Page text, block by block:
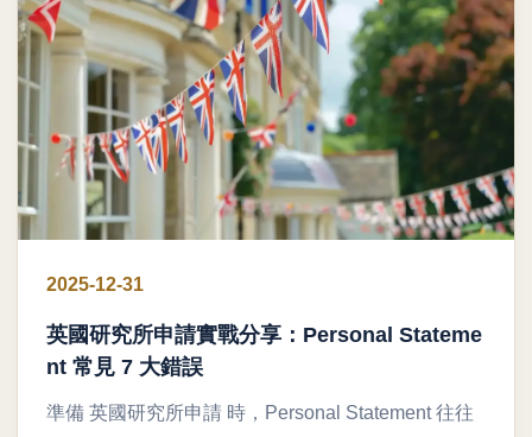
2025-12-31
英國研究所申請實戰分享：Personal Stateme
nt 常見 7 大錯誤
準備 英國研究所申請 時，Personal Statement 往往